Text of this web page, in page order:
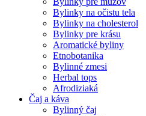
Bylinky na očistu tela
Bylinky na cholesterol
Bylinky pre krásu
Aromatické byliny
Etnobotanika
Bylinné zmesi
Herbal tops
Afrodiziaká
Čaj a káva
Bylinný čaj